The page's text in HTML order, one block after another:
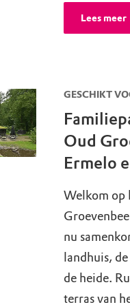
Lees meer
GESCHIKT
Oud
Ermelo
Welkom op
nu
landhuis,
de heide.
terras van